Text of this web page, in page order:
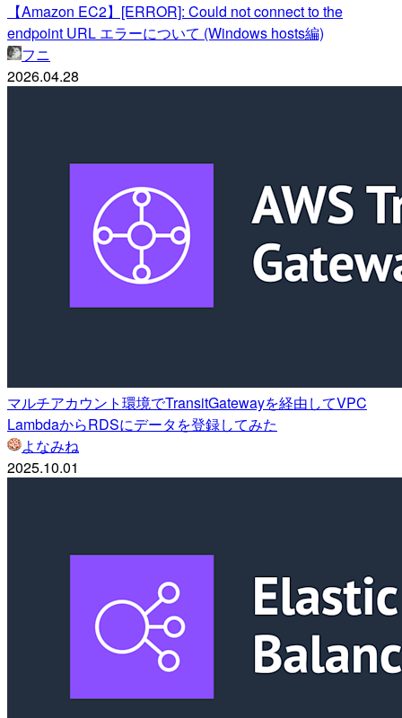
【Amazon EC2】[ERROR]: Could not connect to the
endpoint URL エラーについて (Windows hosts編)
フニ
2026.04.28
マルチアカウント環境でTransitGatewayを経由してVPC
LambdaからRDSにデータを登録してみた
よなみね
2025.10.01